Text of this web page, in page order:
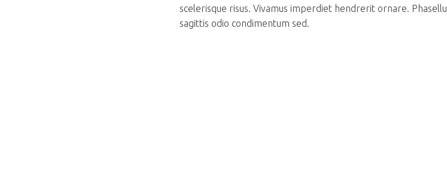
scelerisque risus. Vivamus imperdiet hendrerit ornare.
sagittis odio condimentum sed.